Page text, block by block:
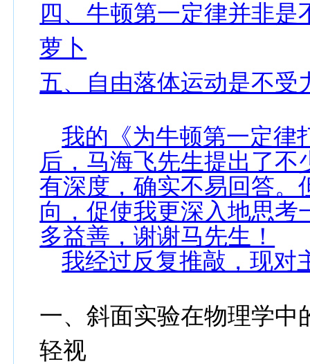
四、牛顿第一定律并非
萝卜
五、自由落体运动是不受
我的《为牛顿第一定律
后，马海飞先生提出了
有深度，确实不易回答。
向，促使我更深入地思考
多益善，谢谢马先生！
我经过反复推敲，现对
一、斜面实验在物理学中
轻视